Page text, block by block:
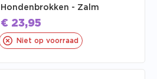
Hondenbrokken - Zalm
€ 23,95
Niet op voorraad